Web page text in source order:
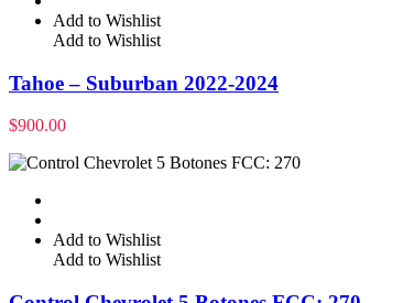
Add to Wishlist
Add to Wishlist
Tahoe – Suburban 2022-2024
$900.00
Add to Wishlist
Add to Wishlist